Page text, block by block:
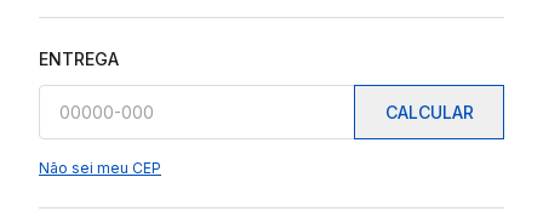
ENTREGA
CALCULAR
Não sei meu CEP